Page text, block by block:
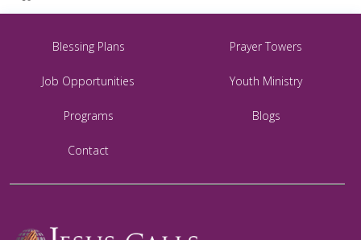
Blessing Plans Prayer Towers
Job Opportunities Youth Ministry
Programs Blogs
Contact